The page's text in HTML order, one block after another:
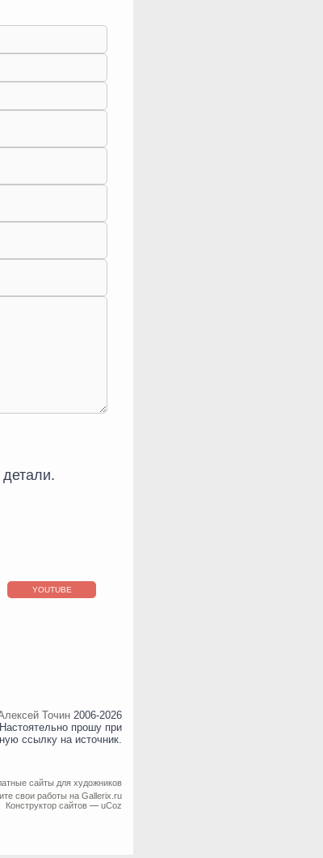
YOUTUBE
Точин 2006-2026
прошу при
ссылку на источник.
свои работы на Gallerix.ru
Конструктор сайтов —uCoz